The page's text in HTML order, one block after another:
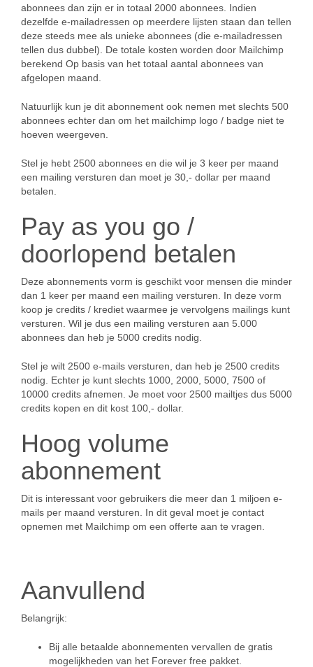
abonnees dan zijn er in totaal 2000 abonnees. Indien
dezelfde e-mailadressen op meerdere lijsten staan dan tellen
deze steeds mee als unieke abonnees (die e-mailadressen
tellen dus dubbel). De totale kosten worden door Mailchimp
berekend Op basis van het totaal aantal abonnees van
afgelopen maand.
Natuurlijk kun je dit abonnement ook nemen met slechts 500
abonnees echter dan om het mailchimp logo / badge niet te
hoeven weergeven.
Stel je hebt 2500 abonnees en die wil je 3 keer per maand
een mailing versturen dan moet je 30,- dollar per maand
betalen.
Pay as you go /
doorlopend betalen
Deze abonnements vorm is geschikt voor mensen die minder
dan 1 keer per maand een mailing versturen. In deze vorm
koop je credits / krediet waarmee je vervolgens mailings kunt
versturen. Wil je dus een mailing versturen aan 5.000
abonnees dan heb je 5000 credits nodig.
Stel je wilt 2500 e-mails versturen, dan heb je 2500 credits
nodig. Echter je kunt slechts 1000, 2000, 5000, 7500 of
10000 credits afnemen. Je moet voor 2500 mailtjes dus 5000
credits kopen en dit kost 100,- dollar.
Hoog volume
abonnement
Dit is interessant voor gebruikers die meer dan 1 miljoen e-
mails per maand versturen. In dit geval moet je contact
opnemen met Mailchimp om een offerte aan te vragen.
Aanvullend
Belangrijk:
Bij alle betaalde abonnementen vervallen de gratis
mogelijkheden van het Forever free pakket.